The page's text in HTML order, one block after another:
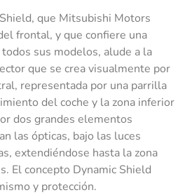
que Mitsubishi Motors
frontal, y que confiere una
sus modelos, alude a la
que se crea visualmente por
representada por una parrilla
del coche y la zona inferior
dos grandes elementos
las ópticas, bajo las luces
extendiéndose hasta la zona
El concepto Dynamic Shield
y protección.